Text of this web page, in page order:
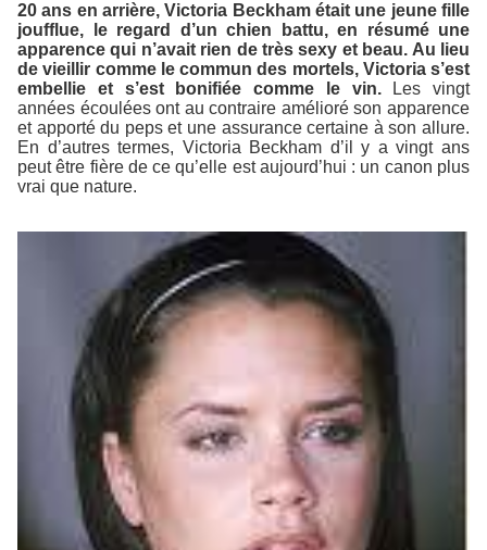
20 ans en arrière, Victoria Beckham était une jeune fille
joufflue, le regard d’un chien battu, en résumé une
apparence qui n’avait rien de très sexy et beau. Au lieu
de vieillir comme le commun des mortels, Victoria s’est
embellie et s’est bonifiée comme le vin.
Les vingt
années écoulées ont au contraire amélioré son apparence
et apporté du peps et une assurance certaine à son allure.
En d’autres termes, Victoria Beckham d’il y a vingt ans
peut être fière de ce qu’elle est aujourd’hui : un canon plus
vrai que nature.